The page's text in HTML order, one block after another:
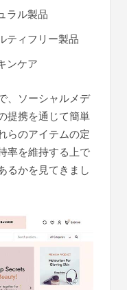
ラル製品
ティフリー製品
ンケア
、ソーシャルメデ
提携を通じて簡単
らのアイテムの定
率を維持する上で
るかを見てきまし